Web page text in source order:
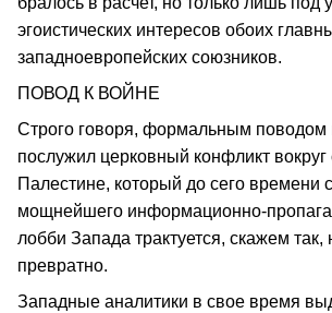
эгоистических интересов обоих
западноевропейских союзников.
ПОВОД К ВОЙНЕ
Строго говоря, формальным поводом
послужил церковный конфликт вокруг
Палестине, который до сего времени
мощнейшего информационно-
лобби Запада трактуется, скажем так,
превратно.
Западные аналитики в свое время